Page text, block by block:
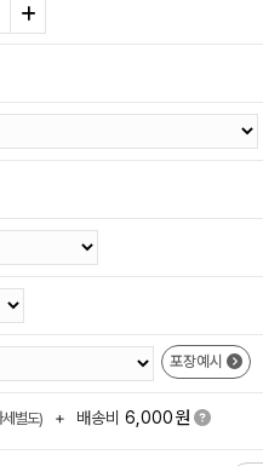
포장예시
세별도) + 배송비 6,000원